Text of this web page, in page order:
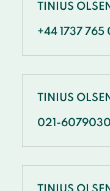
TINIUS
+44 1737 765
TINIUS
021-